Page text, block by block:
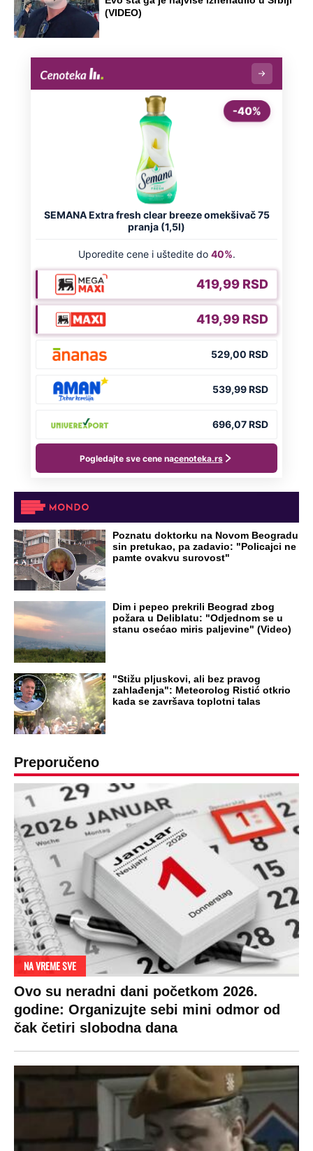
(VIDEO)
Poznatu doktorku na Novom Beogradu
sin pretukao, pa zadavio: "Policajci ne
pamte ovakvu surovost"
Dim i pepeo prekrili Beograd zbog
požara u Deliblatu: "Odjednom se u
stanu osećao miris paljevine" (Video)
"Stižu pljuskovi, ali bez pravog
zahlađenja": Meteorolog Ristić otkrio
kada se završava toplotni talas
Preporučeno
NA VREME SVE
Ovo su neradni dani početkom 2026.
godine: Organizujte sebi mini odmor od
čak četiri slobodna dana